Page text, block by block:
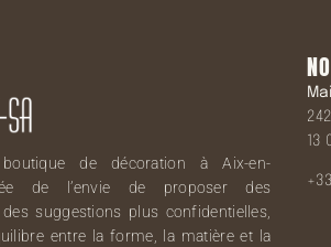
boutique de décoration à Aix-en-
de l’envie de proposer des
suggestions plus confidentielles,
entre la forme, la matière et la
13